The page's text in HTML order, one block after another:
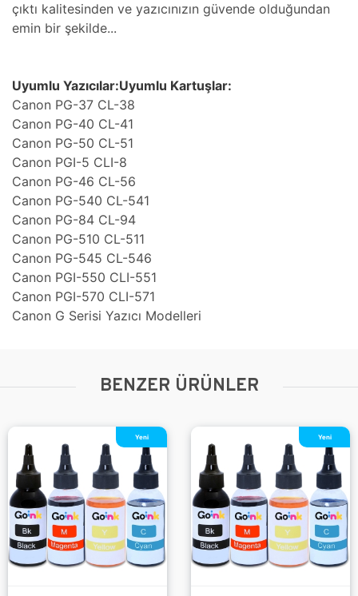
çıktı kalitesinden ve yazıcınızın güvende olduğundan
emin bir şekilde...
Uyumlu Yazıcılar:Uyumlu Kartuşlar:
Canon PG-37 CL-38
Canon PG-40 CL-41
Canon PG-50 CL-51
Canon PGI-5 CLI-8
Canon PG-46 CL-56
Canon PG-540 CL-541
Canon PG-84 CL-94
Canon PG-510 CL-511
Canon PG-545 CL-546
Canon PGI-550 CLI-551
Canon PGI-570 CLI-571
Canon G Serisi Yazıcı Modelleri
BENZER ÜRÜNLER
Yeni Yeni